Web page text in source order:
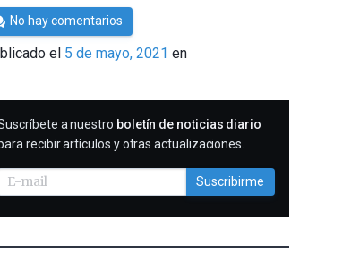
No hay comentarios
el 5 de mayo, 2021 en
a nuestro boletín de noticias diario
recibir artículos y otras actualizaciones.
Suscribirme